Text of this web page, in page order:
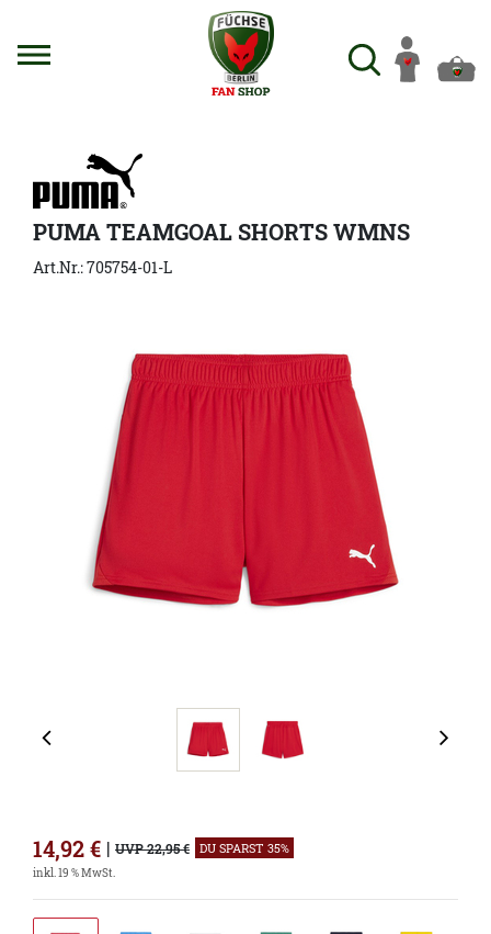
PUMA TEAMGOAL SHORTS WMNS
Art.Nr.: 705754-01-L
14,92€ | UVP 22,95 € DU SPARST 35%
inkl. 19 % MwSt.